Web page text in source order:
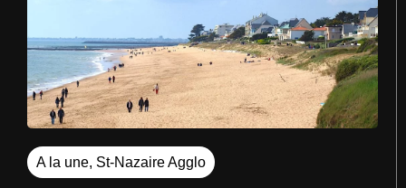
A la une, St-Nazaire Agglo